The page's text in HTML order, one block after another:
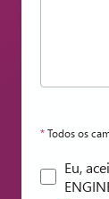
*Todos os
Eu,